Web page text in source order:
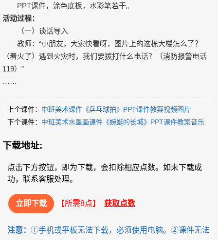
PPT课件，涂色底板，水彩笔若干。
活动过程：
（一）谈话导入
教师：“小朋友，大家快看呀，图片上的这栋大楼怎么了？
（着火了）遇到火灾时，我们要拨打什么电话？（消防报警电话
119）”
……
上个课件： 中班美术课件《乒乓球拍》PPT课件教案视频图片
下个课件： 中班美术水墨画课件《蜿蜒的长城》PPT课件教案音乐
下载地址:
点击下方按钮，即为下载，会扣除相应点数。如未下载成
功，联系客服处理。
立即下载 【所需8点】 获取点数
注意： ①手机或平板无法下载，必须使用电脑。②课件无法